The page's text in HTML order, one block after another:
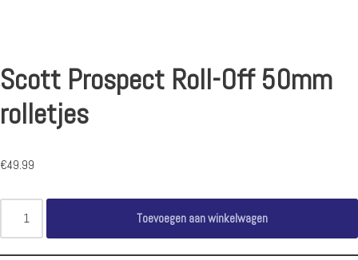
Scott Prospect Roll-Off 50mm
rolletjes
€49.99
Toevoegen aan winkelwagen